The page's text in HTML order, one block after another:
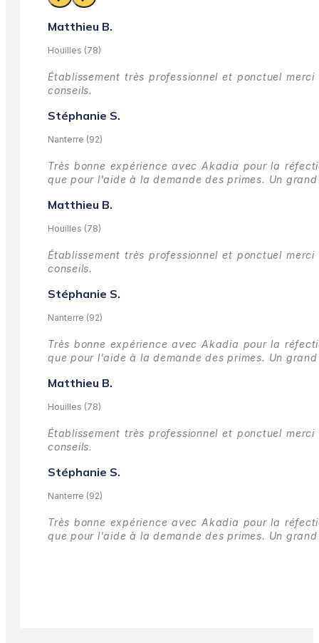
Matthieu B.
Houilles (78)
Établissement très professionnel et ponctuel
conseils.
Stéphanie S.
Nanterre (92)
Très bonne expérience avec Akadia pour la
que pour l'aide à la demande des primes. Un
Matthieu B.
Houilles (78)
Établissement très professionnel et ponctuel
conseils.
Stéphanie S.
Nanterre (92)
Très bonne expérience avec Akadia pour la
que pour l'aide à la demande des primes. Un
Matthieu B.
Houilles (78)
Établissement très professionnel et ponctuel
conseils.
Stéphanie S.
Nanterre (92)
Très bonne expérience avec Akadia pour la
que pour l'aide à la demande des primes. Un